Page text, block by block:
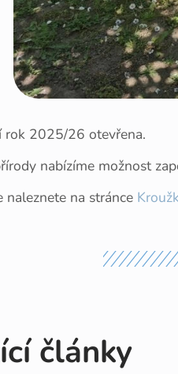
rok 2025/26 otevřena.
nabízíme možnost
naleznete na stránce
články